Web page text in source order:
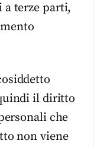
terze parti,
il diritto
che
non viene